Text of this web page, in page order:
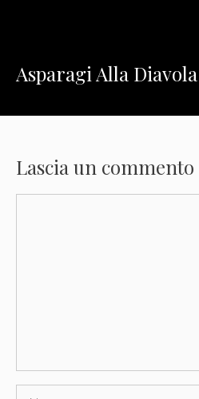
Asparagi Alla Diavola
Lascia un commento
Nome